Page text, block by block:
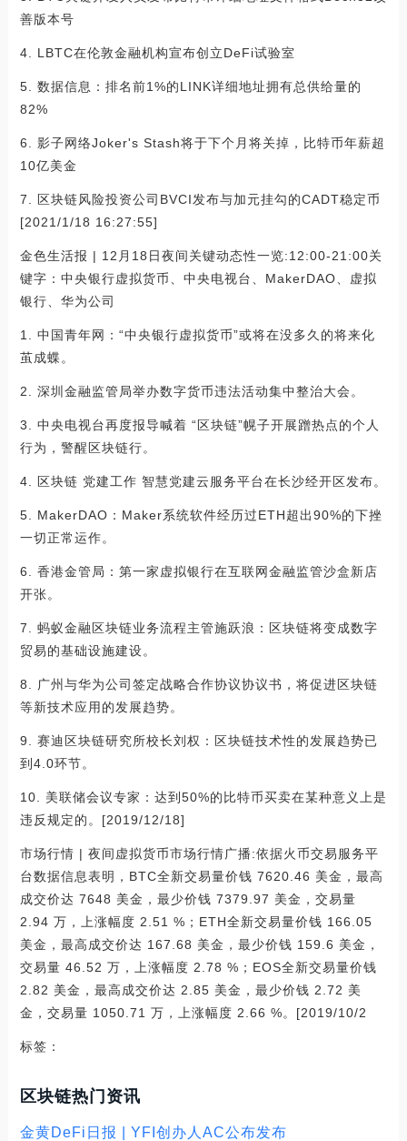
善版本号
4. LBTC在伦敦金融机构宣布创立DeFi试验室
5. 数据信息：排名前1%的LINK详细地址拥有总供给量的
82%
6. 影子网络Joker's Stash将于下个月将关掉，比特币年薪超
10亿美金
7. 区块链风险投资公司BVCI发布与加元挂勾的CADT稳定币
[2021/1/18 16:27:55]
金色生活报 | 12月18日夜间关键动态性一览:12:00-21:00关
键字：中央银行虚拟货币、中央电视台、MakerDAO、虚拟
银行、华为公司
1. 中国青年网：“中央银行虚拟货币”或将在没多久的将来化
茧成蝶。
2. 深圳金融监管局举办数字货币违法活动集中整治大会。
3. 中央电视台再度报导喊着 “区块链”幌子开展蹭热点的个人
行为，警醒区块链行。
4. 区块链 党建工作 智慧党建云服务平台在长沙经开区发布。
5. MakerDAO：Maker系统软件经历过ETH超出90%的下挫
一切正常运作。
6. 香港金管局：第一家虚拟银行在互联网金融监管沙盒新店
开张。
7. 蚂蚁金融区块链业务流程主管施跃浪：区块链将变成数字
贸易的基础设施建设。
8. 广州与华为公司签定战略合作协议协议书，将促进区块链
等新技术应用的发展趋势。
9. 赛迪区块链研究所校长刘权：区块链技术性的发展趋势已
到4.0环节。
10. 美联储会议专家：达到50%的比特币买卖在某种意义上是
违反规定的。[2019/12/18]
市场行情 | 夜间虚拟货币市场行情广播:依据火币交易服务平
台数据信息表明，BTC全新交易量价钱 7620.46 美金，最高
成交价达 7648 美金，最少价钱 7379.97 美金，交易量
2.94 万，上涨幅度 2.51 %；ETH全新交易量价钱 166.05
美金，最高成交价达 167.68 美金，最少价钱 159.6 美金，
交易量 46.52 万，上涨幅度 2.78 %；EOS全新交易量价钱
2.82 美金，最高成交价达 2.85 美金，最少价钱 2.72 美
金，交易量 1050.71 万，上涨幅度 2.66 %。[2019/10/2
标签：
区块链热门资讯
金黄DeFi日报 | YFI创办人AC公布发布